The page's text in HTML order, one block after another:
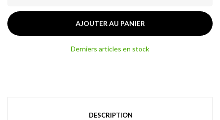
AJOUTER AU PANIER
Derniers articles en stock
DESCRIPTION